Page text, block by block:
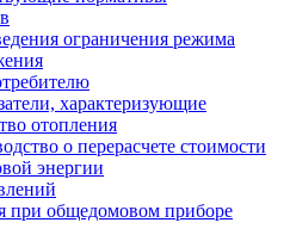
ограничения режима
характеризующие
отопления
о перерасчете стоимости
энергии
при общедомовом приборе